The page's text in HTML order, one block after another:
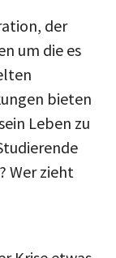
der
um die es
bieten
Leben zu
Wer zieht